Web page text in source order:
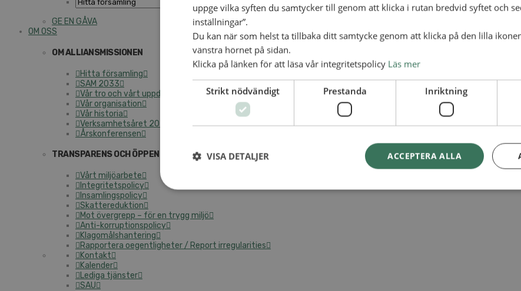
GE EN GÅVA
OM OSS
OM ALLIANSMISSIONEN
Hitta församling
SAM 2033
Vår tro och vårt uppdrag
Vår organisation
Vår historia
Verksamhetsåret 2025
Årskonferensen
TRANSPARENS OCH ÖPPENHET
Vårt miljöarbete
Integritetspolicy
Insamlingspolicy
Skattereduktion
Mot övergrepp – för en trygg miljö
Anti-korruptionspolicy
Klagomålshantering
Rapportera oegentligheter / Report irregularities
Kontakt
Kalender
Lediga tjänster
SAU
uppge vilka syften du samtycker till genom att klicka i rutan bredvid syftet och
inställningar”.
Du kan när som helst ta tillbaka ditt samtycke genom att klicka på den lilla
vänstra hörnet på sidan.
Klicka på länken för att läsa vår integritetspolicy Läs mer
Strikt nödvändigt Prestanda Inriktning
ACCEPTERA ALLA
VISA DETALJER